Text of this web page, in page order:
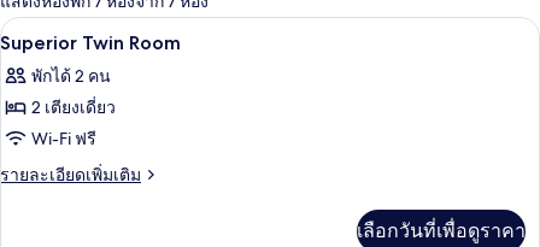
ที่
มี
ให้
สำหรับ
ห้อง
เปิด
ภาพถ่าย
ทั้งหมด
ของ
Superior
โต๊ะทำงาน, พื้นที่ทำงานแบบใช้แล็ปท็อ
1
Superior Twin Room
พักได้ 2 คน
2 เตียงเดี่ยว
Wi-Fi ฟรี
รายละเอียดเพิ่มเติม
ราย
เลือกวันที่เพื่อดูราคา